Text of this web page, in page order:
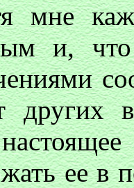
мне
и, что
других
ее в